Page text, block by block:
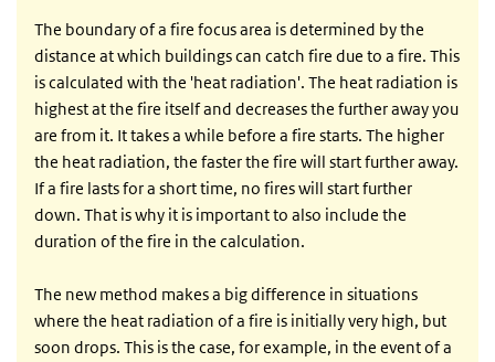
The boundary of a fire focus area is determined by the
distance at which buildings can catch fire due to a fire. This
is calculated with the 'heat radiation'. The heat radiation is
highest at the fire itself and decreases the further away you
are from it. It takes a while before a fire starts. The higher
the heat radiation, the faster the fire will start further away.
If a fire lasts for a short time, no fires will start further
down. That is why it is important to also include the
duration of the fire in the calculation.
The new method makes a big difference in situations
where the heat radiation of a fire is initially very high, but
soon drops. This is the case, for example, in the event of a